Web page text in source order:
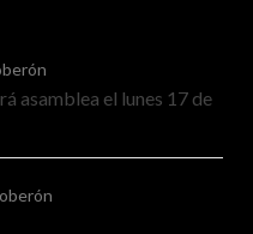
asamblea el lunes 17 de